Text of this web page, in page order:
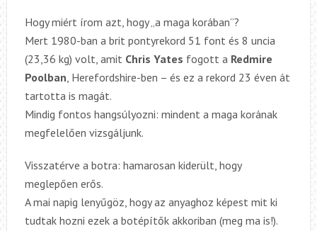
Hogy miért írom azt, hogy „a maga korában”?
Mert 1980-ban a brit pontyrekord 51 font és 8 uncia
(23,36 kg) volt, amit Chris Yates fogott a Redmire
Poolban, Herefordshire-ben – és ez a rekord 23 éven át
tartotta is magát.
Mindig fontos hangsúlyozni: mindent a maga korának
megfelelően vizsgáljunk.
Visszatérve a botra: hamarosan kiderült, hogy
meglepően erős.
A mai napig lenyűgöz, hogy az anyaghoz képest mit ki
tudtak hozni ezek a botépítők akkoriban (meg ma is!).